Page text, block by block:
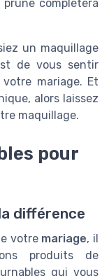
complétera
un maquillage
de vous sentir
mariage. Et
alors laissez
maquillage.
pour
différence
votre mariage, il
produits de
qui vous